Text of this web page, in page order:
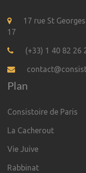
17 rue St
17
(+33) 1 40 82 26
Plan
Consistoire de Paris
La Cacherout
Vie Juive
Rabbinat